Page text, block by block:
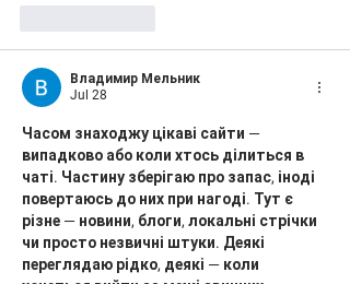
Владимир Мельник
Jul 28
Часом знаходжу цікаві сайти —
випадково або коли хтось ділиться в
чаті. Частину зберігаю про запас, іноді
повертаюсь до них при нагоді. Тут є
різне — новини, блоги, локальні стрічки
чи просто незвичні штуки. Деякі
переглядаю рідко, деякі — коли